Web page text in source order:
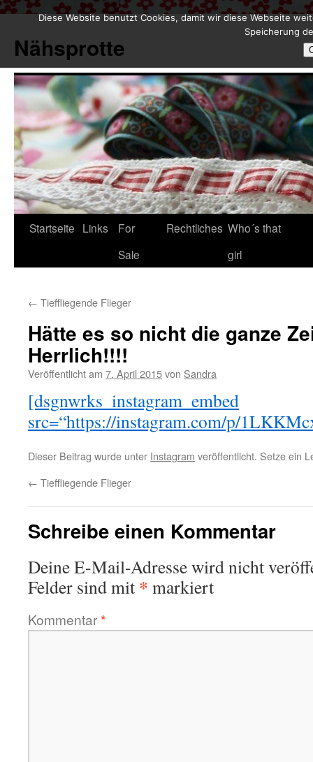
springen
Nähsprotte
Startseite Links
For
Sale
Rechtliches Who´s that
girl
← Tieffliegende Flieger
Hätte es so nicht die ganze
Herrlich!!!!
Veröffentlicht am 7. April 2015von Sandra
[dsgnwrks_instagram_embed
src=“https://instagram.com/p/
Dieser Beitrag wurde unter Instagram veröffentlicht. Setze ein
← Tieffliegende Flieger
Schreibe einen Kommentar
Deine E-Mail-Adresse wird nicht
Felder sind mit * markiert
Kommentar*
Diese Website benutzt Cookies, damit wir diese Webseite
Speicherung